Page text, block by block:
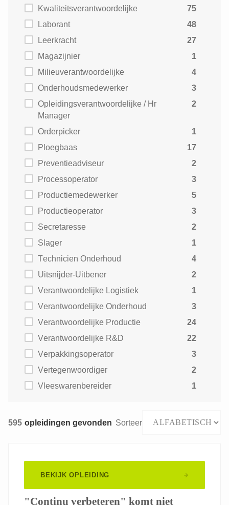
Kwaliteitsverantwoordelijke
75
Laborant
48
Leerkracht
27
Magazijnier
1
Milieuverantwoordelijke
4
Onderhoudsmedewerker
3
Opleidingsverantwoordelijke / Hr
Manager
2
Orderpicker
1
Ploegbaas
17
Preventieadviseur
2
Processoperator
3
Productiemedewerker
5
Productieoperator
3
Secretaresse
2
Slager
1
Technicien Onderhoud
4
Uitsnijder-Uitbener
2
Verantwoordelijke Logistiek
1
Verantwoordelijke Onderhoud
3
Verantwoordelijke Productie
24
Verantwoordelijke R&D
22
Verpakkingsoperator
3
Vertegenwoordiger
2
Vleeswarenbereider
1
595 opleidingen gevonden Sorteer
BEKIJK OPLEIDING
"Continu verbeteren" komt niet